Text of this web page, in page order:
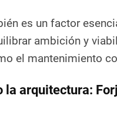
es un factor
ambición y
el mantenimiento
la arquitectura: